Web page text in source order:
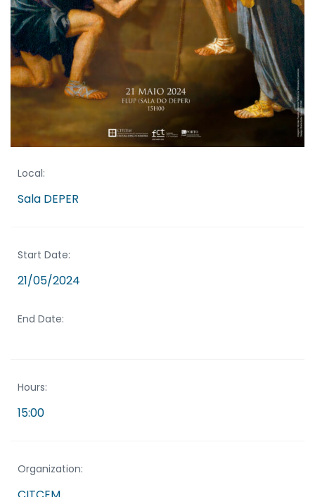
Local:
Sala DEPER
Start Date:
21/05/2024
End Date:
Hours:
15:00
Organization: